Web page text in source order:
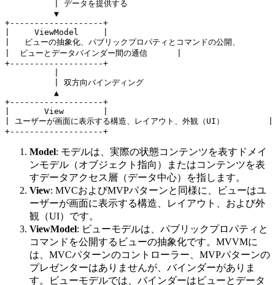
          | データを提供する
          ▼
+-------------------+
|     ViewModel     |
|   ビューの抽象化、パブリックプロパティとコマンドの公開、
|  ビューとデータバインダー間の通信      |
+-------------------+
          | 双方向バインディング
          ▲
+-------------------+
|       View        |
| ユーザーが画面に表示する構造、レイアウト、外観（UI）         |
Model: モデルは、実際の状態コンテンツを表すドメイ
ンモデル（オブジェクト指向）またはコンテンツを表
すデータアクセス層（データ中心）を指します。
View: MVCおよびMVPパターンと同様に、ビューはユ
ーザーが画面に表示する構造、レイアウト、および外
観（UI）です。
ViewModel: ビューモデルは、パブリックプロパティと
コマンドを公開するビューの抽象化です。MVVMに
は、MVCパターンのコントローラー、MVPパターンの
プレゼンターはありませんが、バインダーがありま
す。ビューモデルでは、バインダーはビューとデータ